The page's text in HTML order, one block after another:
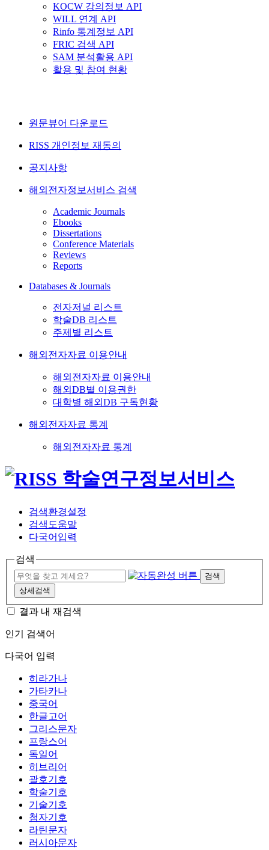
KOCW 강의정보 API
WILL 연계 API
Rinfo 통계정보 API
FRIC 검색 API
SAM 분석활용 API
활용 및 참여 현황
원문뷰어 다운로드
RISS 개인정보 재동의
공지사항
해외전자정보서비스 검색
Academic Journals
Ebooks
Dissertations
Conference Materials
Reviews
Reports
Databases & Journals
전자저널 리스트
학술DB 리스트
주제별 리스트
해외전자자료 이용안내
해외전자자료 이용안내
해외DB별 이용권한
대학별 해외DB 구독현황
해외전자자료 통계
해외전자자료 통계
검색환경설정
검색도움말
다국어입력
검색
검색
상세검색
결과 내 재검색
인기 검색어
다국어 입력
히라가나
가타카나
중국어
한글고어
그리스문자
프랑스어
독일어
히브리어
괄호기호
학술기호
기술기호
첨자기호
라틴문자
러시아문자